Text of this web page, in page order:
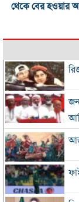
থেকে বের হওয়ার